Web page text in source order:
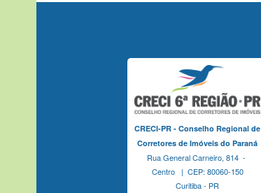
CRECI-PR - Conselho Regional de
Corretores de Imóveis do Paraná
Rua General Carneiro, 814 -
Centro | CEP: 80060-150
Curitiba - PR